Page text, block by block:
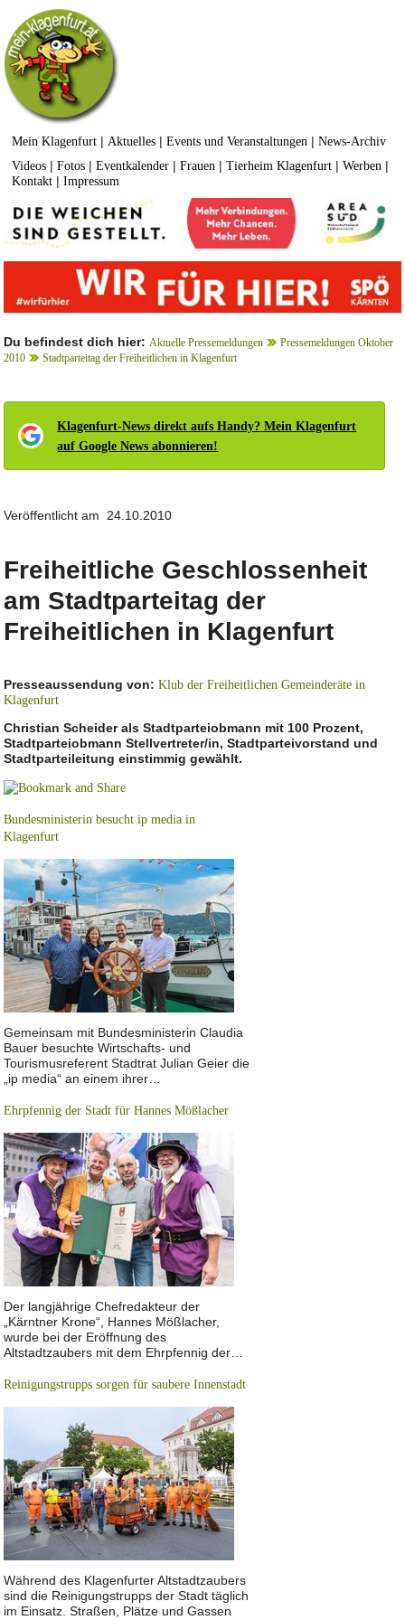
Mein Klagenfurt | Aktuelles |Events und Veranstaltungen |News-Archiv
Videos |Fotos |Eventkalender |Frauen |Tierheim Klagenfurt |Werben |
Kontakt |Impressum
Du befindest dich hier: Aktuelle Pressemeldungen
Pressemeldungen Oktober
2010
Stadtparteitag der Freiheitlichen in Klagenfurt
Klagenfurt-News direkt aufs Handy? Mein Klagenfurt
auf Google News abonnieren!
Veröffentlicht am 24.10.2010
Freiheitliche Geschlossenheit
am Stadtparteitag der
Freiheitlichen in Klagenfurt
Presseaussendung von:Klub der Freiheitlichen Gemeinderäte in
Klagenfurt
Christian Scheider als Stadtparteiobmann mit 100 Prozent,
Stadtparteiobmann Stellvertreter/in, Stadtparteivorstand und
Stadtparteileitung einstimmig gewählt.
Bundesministerin besucht ip media in
Klagenfurt
Gemeinsam mit Bundesministerin Claudia
Bauer besuchte Wirtschafts- und
Tourismusreferent Stadtrat Julian Geier die
„ip media“ an einem ihrer…
Ehrpfennig der Stadt für Hannes Mößlacher
Der langjährige Chefredakteur der
„Kärntner Krone“, Hannes Mößlacher,
wurde bei der Eröffnung des
Altstadtzaubers mit dem Ehrpfennig der…
Reinigungstrupps sorgen für saubere Innenstadt
Während des Klagenfurter Altstadtzaubers
sind die Reinigungstrupps der Stadt täglich
im Einsatz. Straßen, Plätze und Gassen